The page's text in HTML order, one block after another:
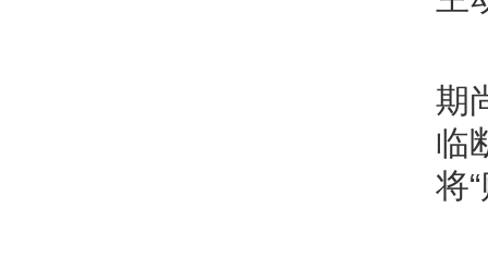
期
临
将